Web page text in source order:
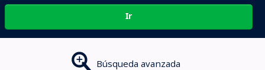
Ir
Búsqueda avanzada